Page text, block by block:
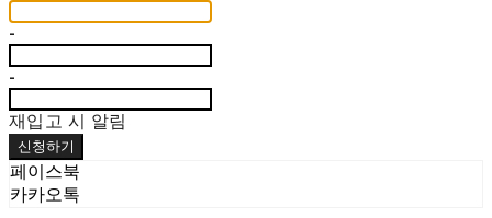
-
-
재입고 시 알림
신청하기
페이스북
카카오톡